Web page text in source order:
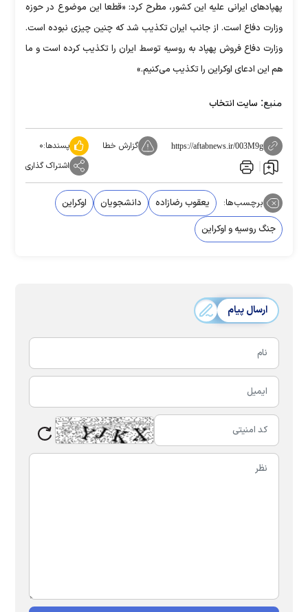
پهپادهای ایرانی علیه این کشور، مطرح کرد: «قطعا این موضوع در حوزه
وزارت دفاع است. از جانب ایران تکذیب شد که چنین چیزی نبوده است.
وزارت دفاع فروش پهپاد به روسیه توسط ایران را تکذیب کرده است و ما
هم این ادعای اوکراین را تکذیب می‌کنیم.»
منبع: سایت انتخاب
https://aftabnews.ir/003M9g گزارش خطا پسندها:۰
اشتراک گذاری
برچسب‌ها: یعقوب رضازاده دانشجویان
اوکراین
جنگ روسیه و اوکراین
ارسال پیام